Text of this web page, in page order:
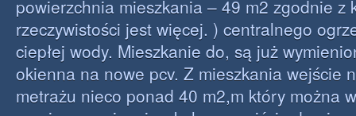
powierzchnia mieszkania – 49 m2 zgodnie z
rzeczywistości jest więcej. ) centralnego
ciepłej wody. Mieszkanie do, są już
okienna na nowe pcv. Z mieszkania wejście
metrażu nieco ponad 40 m2,m który można